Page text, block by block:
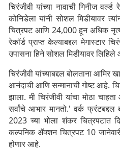
चिरंजीवी यांच्या नावाची गिनीज
कोनिडेला यांनी सोशल मिडीयावर
चित्रपट आणि 24,000 हून अधिक
रेकॉर्ड प्राप्त केल्याबद्दल मेगास्टार
उपासना हिने सोशल मिडीयावर
चिरंजीवी यांच्याबद्दल बोलताना आमिर
आनंदाची आणि सन्मानाची गोष्ट आहे.
झाला. मी चिरंजीवी यांचा मोठा
सर्वांचे आभार मानतो.' वर्क
2023 च्या भोला शंकर चित्रपटात
कल्पनिक ॲक्शन चित्रपट 10
होणार आहे.